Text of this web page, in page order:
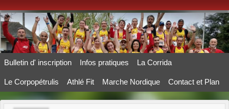
Bulletin d' inscription Infos pratiques La Corrida
Le Corpopétrulis Athlé Fit Marche Nordique Contact et Plan